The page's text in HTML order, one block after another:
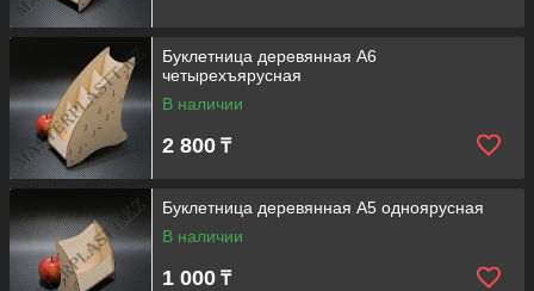
Буклетница деревянная А6
четырехъярусная
В наличии
2 800 ₸
Буклетница деревянная А5 одноярусная
В наличии
1 000 ₸